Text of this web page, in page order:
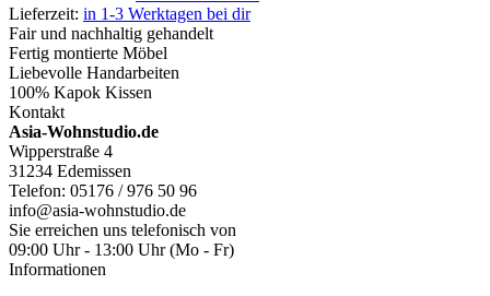
Lieferzeit: in 1-3 Werktagen bei dir
Fair und nachhaltig gehandelt
Fertig montierte Möbel
Liebevolle Handarbeiten
100% Kapok Kissen
Kontakt
Asia-Wohnstudio.de
Wipperstraße 4
31234 Edemissen
Telefon: 05176 / 976 50 96
info@asia-wohnstudio.de
Sie erreichen uns telefonisch von
09:00 Uhr - 13:00 Uhr (Mo - Fr)
Informationen